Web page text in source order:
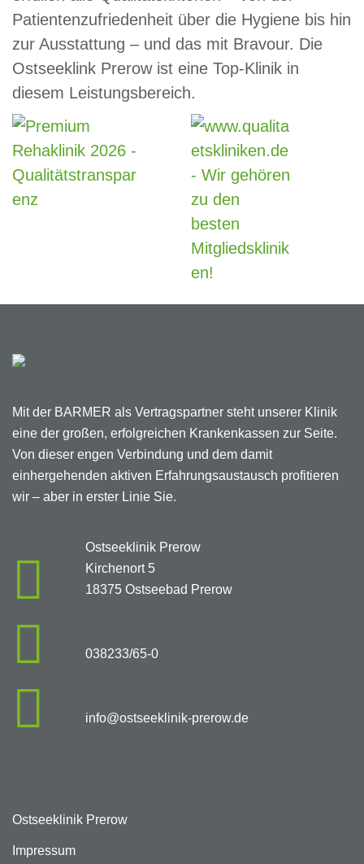
Patientenzufriedenheit über die Hygiene bis hin
zur Ausstattung – und das mit Bravour. Die
Ostseeklink Prerow ist eine Top-Klinik in
diesem Leistungsbereich.
Mit der BARMER als Vertragspartner steht unserer Klinik
eine der großen, erfolgreichen Krankenkassen zur Seite.
Von dieser engen Verbindung und dem damit
einhergehenden aktiven Erfahrungsaustausch profitieren
wir – aber in erster Linie Sie.
Ostseeklinik Prerow
Kirchenort 5
18375 Ostseebad Prerow
038233/65-0
info@ostseeklinik-prerow.de
Ostseeklinik Prerow
Impressum